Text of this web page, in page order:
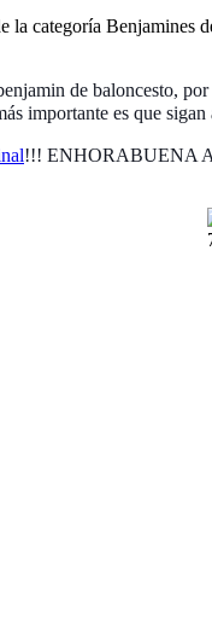
categoría Benjamines
de baloncesto,
importante es que
!!! ENHORABUENA